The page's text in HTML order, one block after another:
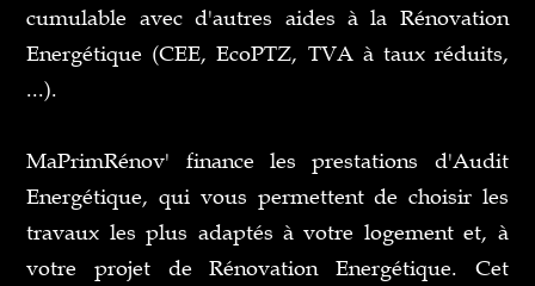
cumulable avec d'autres aides à la Rénovation
Energétique (CEE, EcoPTZ, TVA à taux réduits,
...).
MaPrimRénov' finance les prestations d'Audit
Energétique, qui vous permettent de choisir les
travaux les plus adaptés à votre logement et, à
votre projet de Rénovation Energétique. Cet